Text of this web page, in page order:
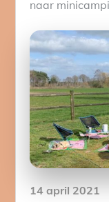
naar
Posted
14 april 2021